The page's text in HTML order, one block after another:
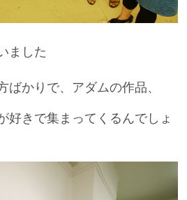
ました
かりで、アダムの作品、
好きで集まってくるんでしょ